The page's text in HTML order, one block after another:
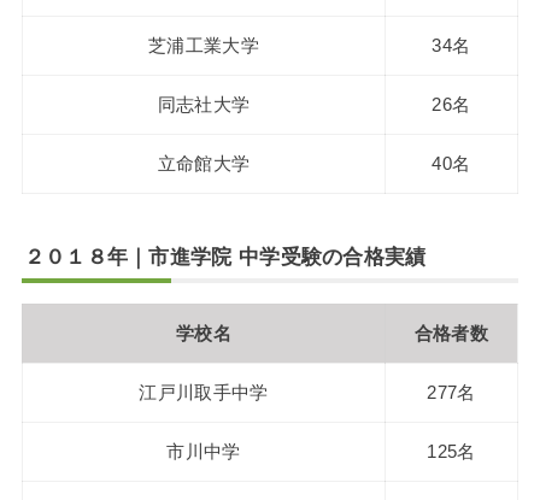
芝浦工業大学 34名
同志社大学 26名
立命館大学 40名
２０１８年｜市進学院 中学受験の合格実績
学校名 合格者数
江戸川取手中学 277名
市川中学 125名